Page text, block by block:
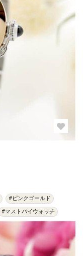
#ピンクゴールド
#マストバイウォッチ